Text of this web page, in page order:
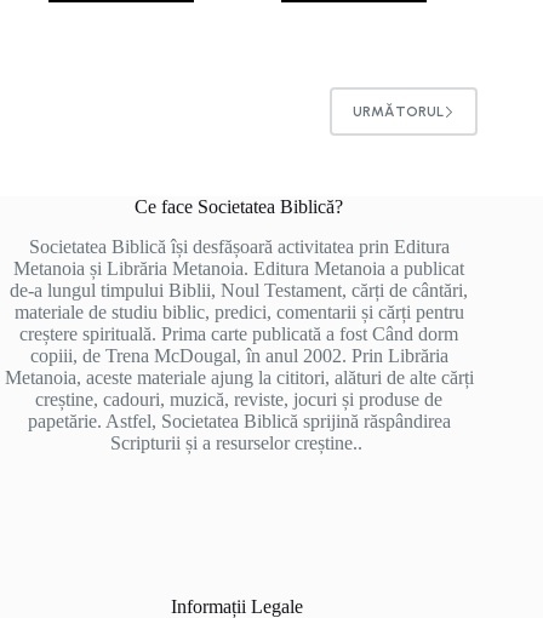
URMĂTORUL
Ce face Societatea Biblică?
Societatea Biblică își desfășoară activitatea prin Editura
Metanoia și Librăria Metanoia. Editura Metanoia a publicat
de-a lungul timpului Biblii, Noul Testament, cărți de cântări,
materiale de studiu biblic, predici, comentarii și cărți pentru
creștere spirituală. Prima carte publicată a fost Când dorm
copiii, de Trena McDougal, în anul 2002. Prin Librăria
Metanoia, aceste materiale ajung la cititori, alături de alte cărți
creștine, cadouri, muzică, reviste, jocuri și produse de
papetărie. Astfel, Societatea Biblică sprijină răspândirea
Scripturii și a resurselor creștine..
Informații Legale